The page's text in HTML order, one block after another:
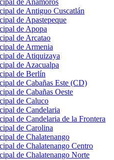
de Anamorós
de Antiguo Cuscatlán
de Apastepeque
de Apopa
de Arcatao
de Armenia
de Atiquizaya
de Azacualpa
de Berlín
de Cabañas Este (CD)
de Cabañas Oeste
de Caluco
de Candelaria
de Candelaria de la Frontera
de Carolina
de Chalatenango
de Chalatenango Centro
de Chalatenango Norte